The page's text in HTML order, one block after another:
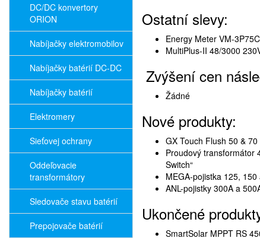
DC/DC konvertory
ORION
Nabíjačky elektromobilov
Nabíjačky batérií DC-DC
Nabíjačky batérií
Elektromery
Sieťovej ochrany
Oddeľovacie
transformátory
Sledovače stavu batérií
Prepojovače batérií
Ostatní slevy:
Energy Meter VM-
MultiPlus-II 48/3000
Zvýšení cen
Žádné
Nové produkty:
GX Touch Flush 50 &
Proudový transformátor
Switch“
MEGA-pojistka 125,
ANL-pojistky 300A a
Ukončené
SmartSolar MPPT RS